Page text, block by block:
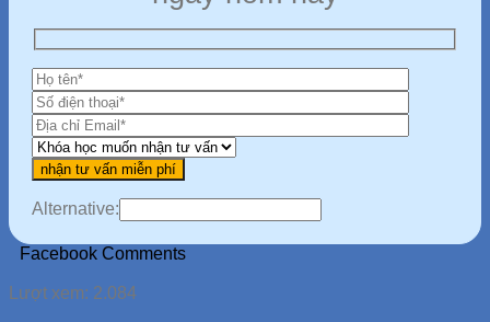
Alternative:
Facebook Comments
Lượt xem: 2.084